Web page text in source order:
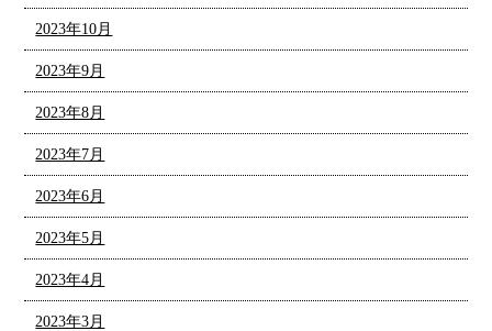
2023年10月
2023年9月
2023年8月
2023年7月
2023年6月
2023年5月
2023年4月
2023年3月